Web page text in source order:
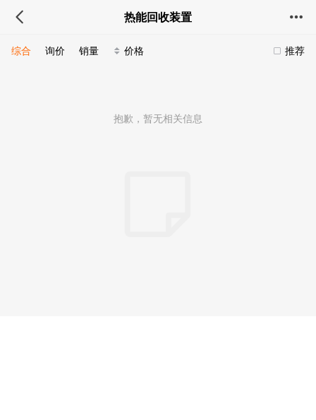
热能回收装置
推荐
综合 询价 销量 价格
抱歉，暂无相关信息